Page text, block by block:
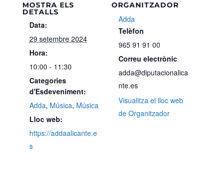
MOSTRA ELS
DETALLS
Data:
29 setembre 2024
Hora:
10:00 - 11:30
Categories
d'Esdeveniment:
Adda, Música, Música
Lloc web:
https://addaalicante.e
s
ORGANITZADOR
Adda
Telèfon
965 91 91 00
Correu electrònic
adda@diputacionalica
nte.es
Visualitza el lloc web
de Organitzador